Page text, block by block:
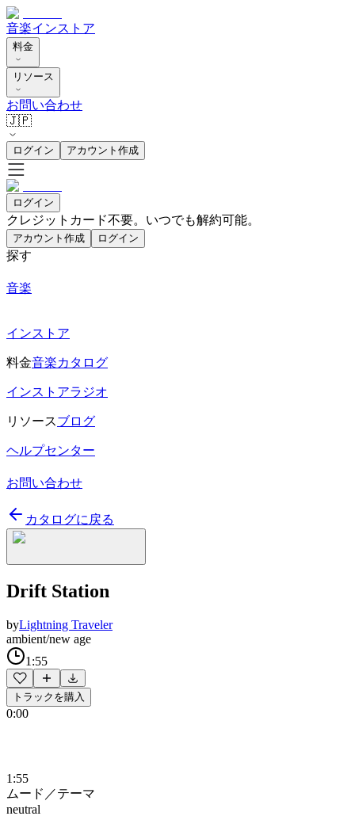
音楽インストア
料金
リソース
お問い合わせ
🇯🇵
ログイン アカウント作成
ログイン
クレジットカード不要。いつでも解約可能。
アカウント作成 ログイン
探す
音楽
インストア
料金音楽カタログ
インストアラジオ
リソースブログ
ヘルプセンター
お問い合わせ
カタログに戻る
Drift Station
byLightning Traveler
ambient/new age
1:55
トラックを購入
0:00
1:55
ムード／テーマ
neutral